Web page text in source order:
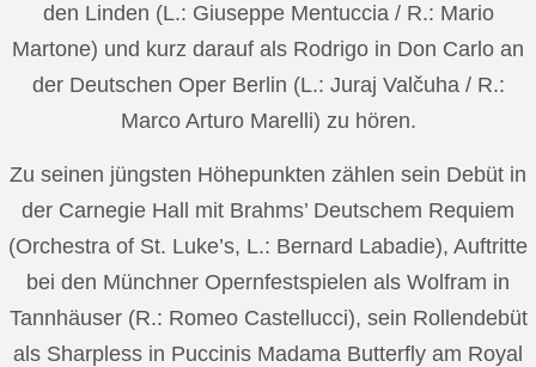
den Linden (L.: Giuseppe Mentuccia / R.: Mario
Martone) und kurz darauf als Rodrigo in Don Carlo an
der Deutschen Oper Berlin (L.: Juraj Valčuha / R.:
Marco Arturo Marelli) zu hören.
Zu seinen jüngsten Höhepunkten zählen sein Debüt in
der Carnegie Hall mit Brahms’ Deutschem Requiem
(Orchestra of St. Luke’s, L.: Bernard Labadie), Auftritte
bei den Münchner Opernfestspielen als Wolfram in
Tannhäuser (R.: Romeo Castellucci), sein Rollendebüt
als Sharpless in Puccinis Madama Butterfly am Royal